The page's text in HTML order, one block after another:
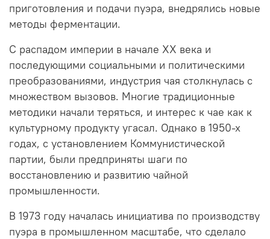
приготовления и подачи пуэра, внедрялись новые
методы ферментации.
С распадом империи в начале XX века и
последующими социальными и политическими
преобразованиями, индустрия чая столкнулась с
множеством вызовов. Многие традиционные
методики начали теряться, и интерес к чае как к
культурному продукту угасал. Однако в 1950-х
годах, с установлением Коммунистической
партии, были предприняты шаги по
восстановлению и развитию чайной
промышленности.
В 1973 году началась инициатива по производству
пуэра в промышленном масштабе, что сделало